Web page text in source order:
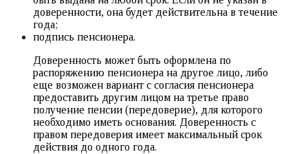
доверенности, она будет действительна в течение
года;
подпись пенсионера.
Доверенность может быть оформлена по
распоряжению пенсионера на другое лицо, либо
еще возможен вариант с согласия пенсионера
предоставить другим лицом на третье право
получение пенсии (передоверие), для которого
необходимо иметь основания. Доверенность с
правом передоверия имеет максимальный срок
действия до одного года.